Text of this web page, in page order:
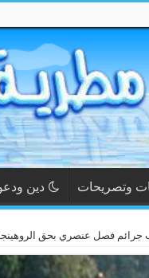
وتصريحات دين
جرائم فصل عنصري بحق